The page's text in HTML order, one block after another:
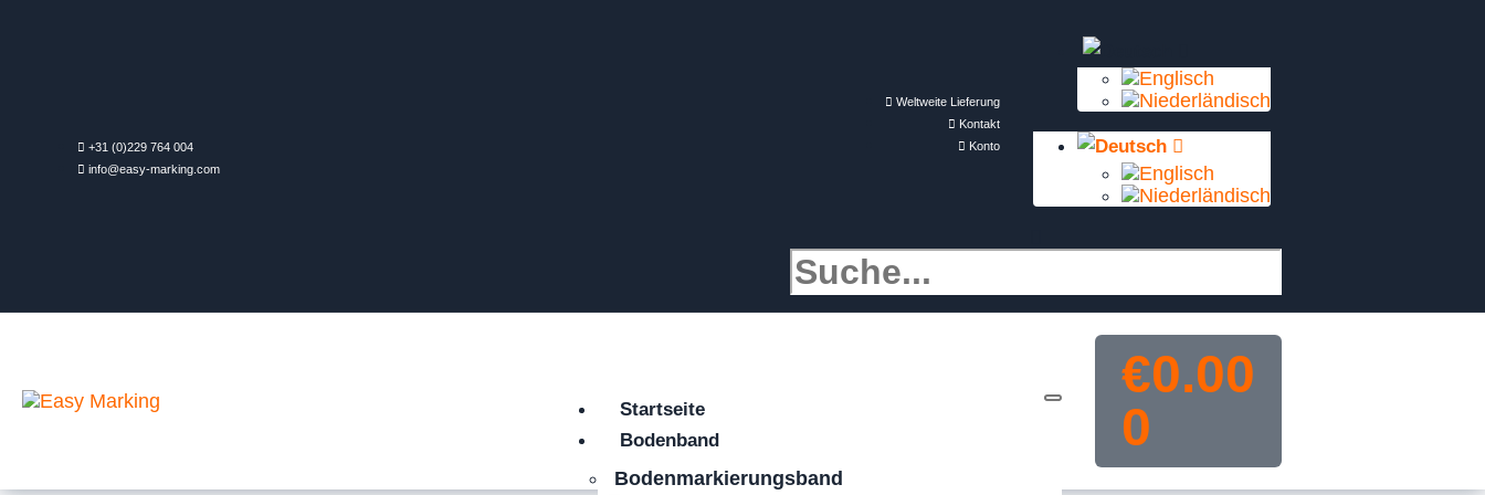
+31 (0)229 764 004
info@easy-marking.com
Weltweite Lieferung
Kontakt
Konto
Startseite
Bodenband
Bodenmarkierungsband
€0.00
0